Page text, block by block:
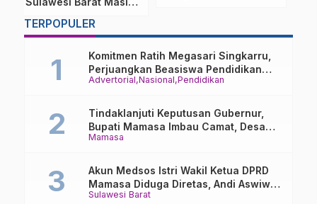
Sambung Ayam di
Kariango
Narkoba
…
TERPOPULER
Advertorial Nasional Pendidikan
Komitmen Ratih Megasari Singkarru,
Perjuangkan Beasiswa Pendidikan
Dari PAUD Hingga Perguruan Tinggi
Mamasa
Tindaklanjuti Keputusan Gubernur,
Bupati Mamasa Imbau Camat, Desa
dan Lurah
Sulawesi Barat
Akun Medsos Istri Wakil Ketua DPRD
Mamasa Diduga Diretas, Andi Aswiwin
Buka Suara